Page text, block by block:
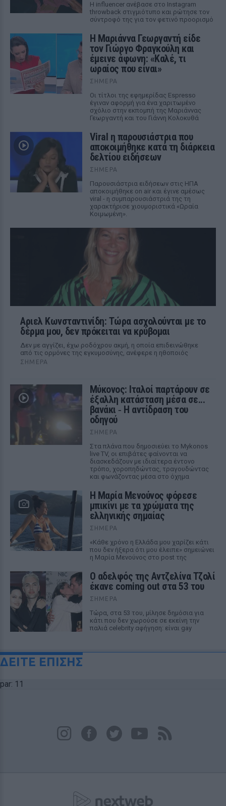
Η influencer ανέβασε στο Instagram
throwback στιγμιότυπο και ρώτησε τον
σύντροφό της για τον φετινό προορισμό
Η Μαριάννα Γεωργαντή είδε
τον Γιώργο Φραγκούλη και
έμεινε άφωνη: «Καλέ, τι
ωραίος που είναι»
ΣΉΜΕΡΑ
Οι τίτλοι της εφημερίδας Espresso
έγιναν αφορμή για ένα χαριτωμένο
σχόλιο στην εκπομπή της Μαριάννας
Γεωργαντή και του Γιάννη Κολοκυθά
Viral η παρουσιάστρια που
αποκοιμήθηκε κατά τη διάρκεια
δελτίου ειδήσεων
ΣΉΜΕΡΑ
Παρουσιάστρια ειδήσεων στις ΗΠΑ
αποκοιμήθηκε on air και έγινε αμέσως
viral - η συμπαρουσιάστριά της τη
χαρακτήρισε χιουμοριστικά «Ωραία
Κοιμωμένη».
Αριελ Κωνσταντινίδη: Τώρα ασχολούνται με το
δέρμα μου, δεν πρόκειται να κρύβομαι
Δεν με αγγίζει, έχω ροδόχρου ακμή, η οποία επιδεινώθηκε
από τις ορμόνες της εγκυμοσύνης, ανέφερε η ηθοποιός
ΣΉΜΕΡΑ
Μύκονος: Ιταλοί παρτάρουν σε
έξαλλη κατάσταση μέσα σε...
βανάκι ‑ Η αντίδραση του
οδηγού
ΣΉΜΕΡΑ
Στα πλάνα που δημοσιεύει το Mykonos
live TV, οι επιβάτες φαίνονται να
διασκεδάζουν με ιδιαίτερα έντονο
τρόπο, χοροπηδώντας, τραγουδώντας
και φωνάζοντας μέσα στο όχημα
Η Μαρία Μενούνος φόρεσε
μπικίνι με τα χρώματα της
ελληνικής σημαίας
ΣΉΜΕΡΑ
«Κάθε χρόνο η Ελλάδα μου χαρίζει κάτι
που δεν ήξερα ότι μου έλειπε» σημειώνει
η Μαρία Μενούνος στο post της
Ο αδελφός της Αντζελίνα Τζολί
έκανε coming out στα 53 του
ΣΉΜΕΡΑ
Τώρα, στα 53 του, μίλησε δημόσια για
κάτι που δεν χωρούσε σε εκείνη την
παλιά celebrity αφήγηση: είναι gay
ΔΕΙΤΕ ΕΠΙΣΗΣ
par: 11